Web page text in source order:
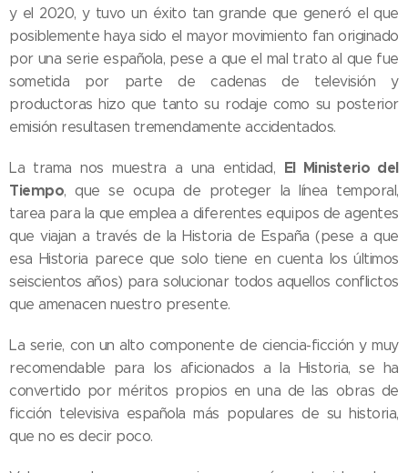
y el 2020, y tuvo un éxito tan grande que generó el que
posiblemente haya sido el mayor movimiento fan originado
por una serie española, pese a que el mal trato al que fue
sometida por parte de cadenas de televisión y
productoras hizo que tanto su rodaje como su posterior
emisión resultasen tremendamente accidentados.
La trama nos muestra a una entidad, El Ministerio del
Tiempo, que se ocupa de proteger la línea temporal,
tarea para la que emplea a diferentes equipos de agentes
que viajan a través de la Historia de España (pese a que
esa Historia parece que solo tiene en cuenta los últimos
seiscientos años) para solucionar todos aquellos conflictos
que amenacen nuestro presente.
La serie, con un alto componente de ciencia-ficción y muy
recomendable para los aficionados a la Historia, se ha
convertido por méritos propios en una de las obras de
ficción televisiva española más populares de su historia,
que no es decir poco.